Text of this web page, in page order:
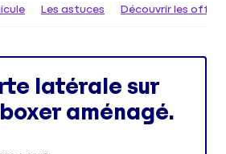
Les astuces Découvrir les
latérale sur
aménagé.